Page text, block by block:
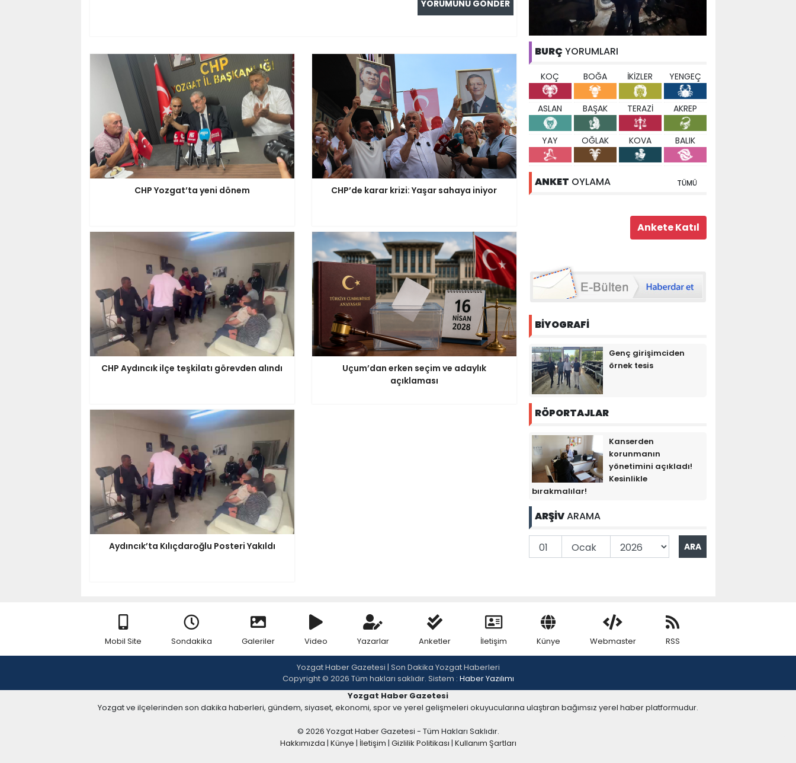
CHP Yozgat’ta yeni dönem CHP’de karar krizi: Yaşar sahaya iniyor
CHP Aydıncık ilçe teşkilatı görevden alındı
Uçum’dan erken seçim ve adaylık
açıklaması
Aydıncık’ta Kılıçdaroğlu Posteri Yakıldı
BURÇ YORUMLARI
KOÇ BOĞA İKİZLER YENGEÇ
ASLAN BAŞAK TERAZİ AKREP
YAY OĞLAK KOVA BALIK
ANKET OYLAMA TÜMÜ
BİYOGRAFİ
Genç girişimciden
örnek tesis
RÖPORTAJLAR
Kanserden
korunmanın
yönetimini açıkladı!
Kesinlikle
bırakmalılar!
ARŞİVARAMA
Mobil Site Sondakika Galeriler Video Yazarlar Anketler İletişim Künye Webmaster RSS
Yozgat Haber Gazetesi | Son Dakika Yozgat Haberleri
Copyright © 2026 Tüm hakları saklıdır. Sistem : Haber Yazılımı
Yozgat Haber Gazetesi
Yozgat ve ilçelerinden son dakika haberleri, gündem, siyaset, ekonomi, spor ve yerel gelişmeleri okuyucularına ulaştıran bağımsız yerel haber platformudur.
© 2026 Yozgat Haber Gazetesi - Tüm Hakları Saklıdır.
Hakkımızda | Künye | İletişim | Gizlilik Politikası | Kullanım Şartları